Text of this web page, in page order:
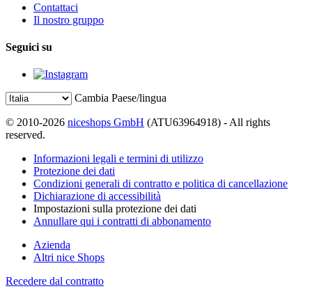
Contattaci
Il nostro gruppo
Seguici su
Cambia Paese/lingua
© 2010-2026 niceshops GmbH (ATU63964918) - All rights
reserved.
Informazioni legali e termini di utilizzo
Protezione dei dati
Condizioni generali di contratto e politica di cancellazione
Dichiarazione di accessibilità
Impostazioni sulla protezione dei dati
Annullare qui i contratti di abbonamento
Azienda
Altri nice Shops
Recedere dal contratto